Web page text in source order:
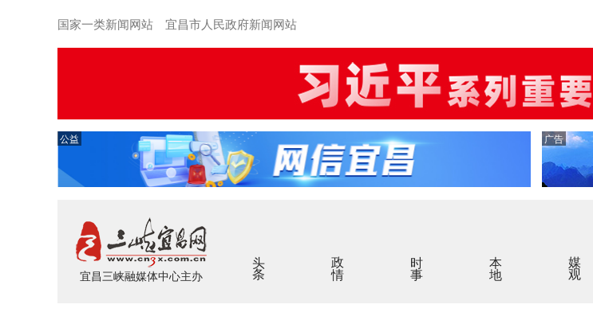
国家一类新闻网站 宜昌市人民政府新闻网站
公益 广告
宜昌三峡融媒体中心主办
头条 政情 时事 本地 媒观